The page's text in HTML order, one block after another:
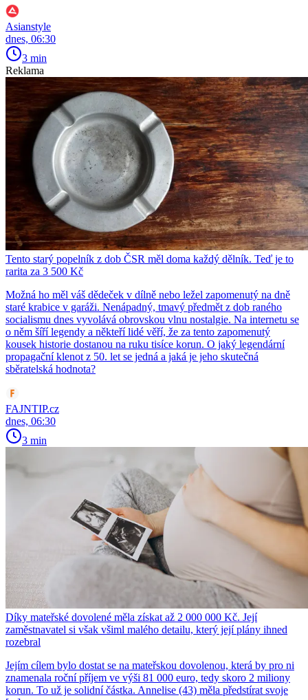
Asianstyle
dnes, 06:30
3 min
Reklama
Tento starý popelník z dob ČSR měl doma každý dělník. Teď je to
rarita za 3 500 Kč
Možná ho měl váš dědeček v dílně nebo ležel zapomenutý na dně
staré krabice v garáži. Nenápadný, tmavý předmět z dob raného
socialismu dnes vyvolává obrovskou vlnu nostalgie. Na internetu se
o něm šíří legendy a někteří lidé věří, že za tento zapomenutý
kousek historie dostanou na ruku tisíce korun. O jaký legendární
propagační klenot z 50. let se jedná a jaká je jeho skutečná
sběratelská hodnota?
FAJNTIP.cz
dnes, 06:30
3 min
Díky mateřské dovolené měla získat až 2 000 000 Kč. Její
zaměstnavatel si však všiml malého detailu, který její plány ihned
rozebral
Jejím cílem bylo dostat se na mateřskou dovolenou, která by pro ni
znamenala roční příjem ve výši 81 000 euro, tedy skoro 2 miliony
korun. To už je solidní částka. Annelise (43) měla předstírat svoje